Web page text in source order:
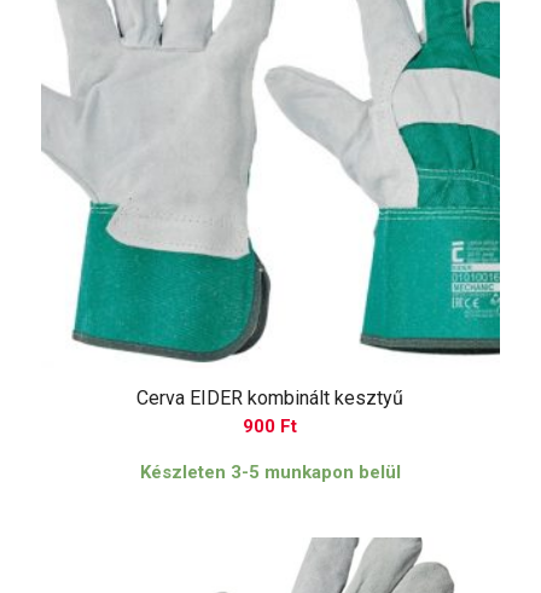
Cerva EIDER kombinált kesztyű
900 Ft
Készleten 3-5 munkapon belül